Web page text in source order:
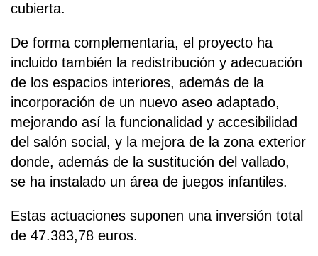
cubierta.
De forma complementaria, el proyecto ha
incluido también la redistribución y adecuación
de los espacios interiores, además de la
incorporación de un nuevo aseo adaptado,
mejorando así la funcionalidad y accesibilidad
del salón social, y la mejora de la zona exterior
donde, además de la sustitución del vallado,
se ha instalado un área de juegos infantiles.
Estas actuaciones suponen una inversión total
de 47.383,78 euros.